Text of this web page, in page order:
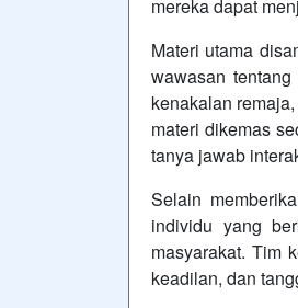
mereka dapat
Materi utama
wawasan
kenakalan
materi dikemas
tanya jawab
Selain
individu yang
masyarakat. Tim
keadilan, dan